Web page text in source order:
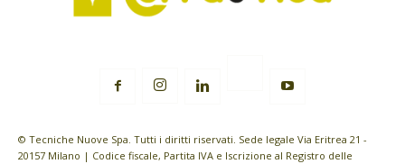
© Tecniche Nuove Spa. Tutti i diritti riservati. Sede legale Via Eritrea 21 -
20157 Milano | Codice fiscale, Partita IVA e Iscrizione al Registro delle